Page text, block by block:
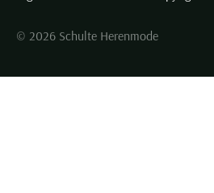
© 2026 Schulte Herenmode